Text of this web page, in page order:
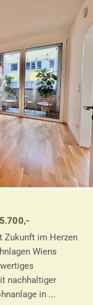
Zukunft im Herzen
Wiens
nachhaltiger
in ...